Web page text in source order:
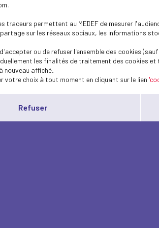
traceurs permettent au MEDEF de mesurer
sur les réseaux sociaux, les informations
ou de refuser l'ensemble des cookies
les finalités de traitement des cookies et
nouveau affiché..
votre choix à tout moment en cliquant sur le lien
Refuser